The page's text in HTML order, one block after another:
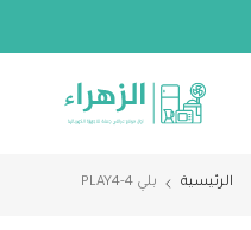
إلى
الرئيسية بلي 4-PLAY4